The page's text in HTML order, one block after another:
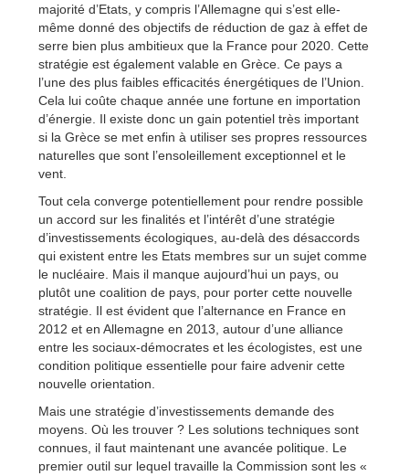
majorité d’Etats, y compris l’Allemagne qui s’est elle-
même donné des objectifs de réduction de gaz à effet de
serre bien plus ambitieux que la France pour 2020. Cette
stratégie est également valable en Grèce. Ce pays a
l’une des plus faibles efficacités énergétiques de l’Union.
Cela lui coûte chaque année une fortune en importation
d’énergie. Il existe donc un gain potentiel très important
si la Grèce se met enfin à utiliser ses propres ressources
naturelles que sont l’ensoleillement exceptionnel et le
vent.
Tout cela converge potentiellement pour rendre possible
un accord sur les finalités et l’intérêt d’une stratégie
d’investissements écologiques, au-delà des désaccords
qui existent entre les Etats membres sur un sujet comme
le nucléaire. Mais il manque aujourd’hui un pays, ou
plutôt une coalition de pays, pour porter cette nouvelle
stratégie. Il est évident que l’alternance en France en
2012 et en Allemagne en 2013, autour d’une alliance
entre les sociaux-démocrates et les écologistes, est une
condition politique essentielle pour faire advenir cette
nouvelle orientation.
Mais une stratégie d’investissements demande des
moyens. Où les trouver ? Les solutions techniques sont
connues, il faut maintenant une avancée politique. Le
premier outil sur lequel travaille la Commission sont les «